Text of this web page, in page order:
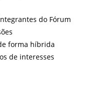
do Fórum
forma híbrida
de interesses